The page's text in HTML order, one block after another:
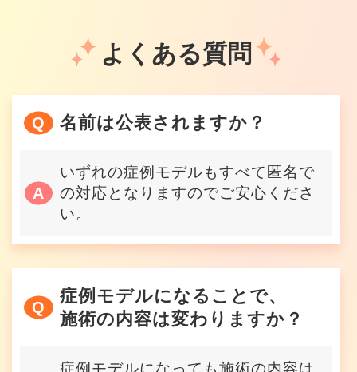
よくある質問
名前は公表されますか？
いずれの症例モデルもすべて匿名で
の対応となりますのでご安心くださ
い。
症例モデルになることで、
施術の内容は変わりますか？